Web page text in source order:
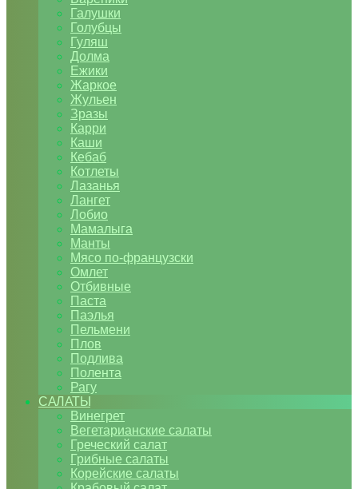
Галушки
Голубцы
Гуляш
Долма
Ежики
Жаркое
Жульен
Зразы
Карри
Каши
Кебаб
Котлеты
Лазанья
Лангет
Лобио
Мамалыга
Манты
Мясо по-французски
Омлет
Отбивные
Паста
Паэлья
Пельмени
Плов
Подлива
Полента
Рагу
САЛАТЫ
Винегрет
Вегетарианские салаты
Греческий салат
Грибные салаты
Корейские салаты